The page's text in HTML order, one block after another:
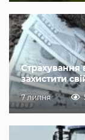
Страхування
захистити
7 липня